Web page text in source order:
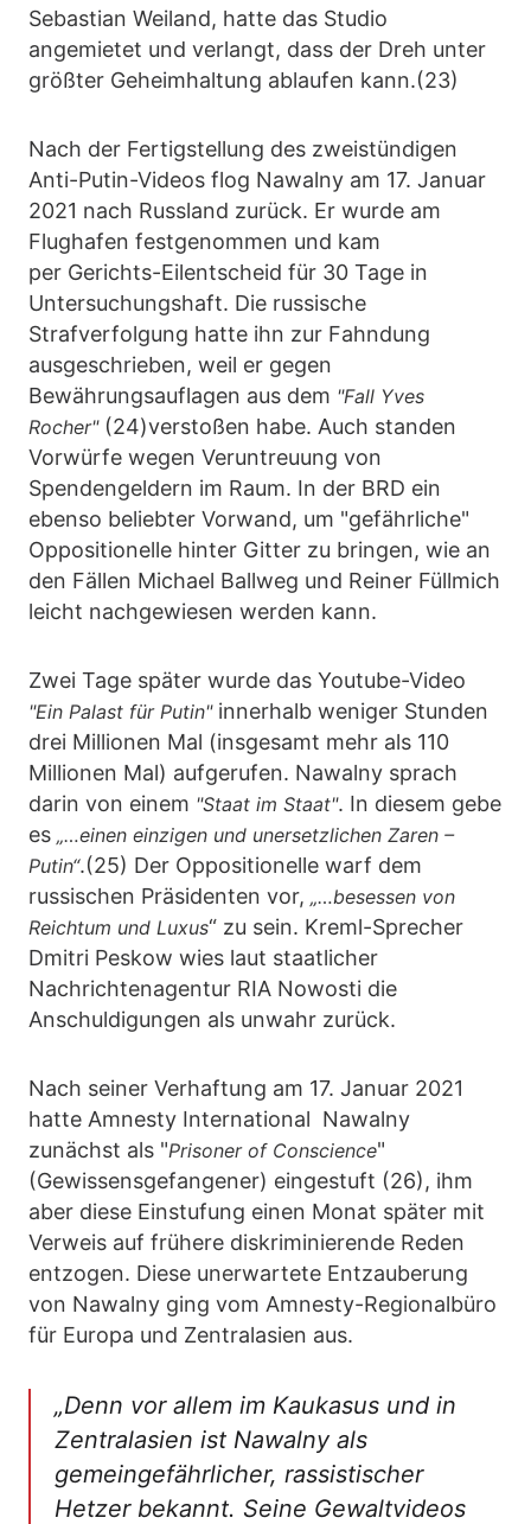
Sebastian Weiland, hatte das Studio
angemietet und verlangt, dass der Dreh unter
größter Geheimhaltung ablaufen kann.(23)
Nach der Fertigstellung des zweistündigen
Anti-Putin-Videos flog Nawalny am 17. Januar
2021 nach Russland zurück. Er wurde am
Flughafen festgenommen und kam
per Gerichts-Eilentscheid für 30 Tage in
Untersuchungshaft. Die russische
Strafverfolgung hatte ihn zur Fahndung
ausgeschrieben, weil er gegen
Bewährungsauflagen aus dem "Fall Yves
Rocher" (24)verstoßen habe. Auch standen
Vorwürfe wegen Veruntreuung von
Spendengeldern im Raum. In der BRD ein
ebenso beliebter Vorwand, um "gefährliche"
Oppositionelle hinter Gitter zu bringen, wie an
den Fällen Michael Ballweg und Reiner Füllmich
leicht nachgewiesen werden kann.
Zwei Tage später wurde das Youtube-Video
"Ein Palast für Putin"innerhalb weniger Stunden
drei Millionen Mal (insgesamt mehr als 110
Millionen Mal) aufgerufen. Nawalny sprach
darin von einem "Staat im Staat". In diesem gebe
es „…einen einzigen und unersetzlichen Zaren –
Putin“.(25) Der Oppositionelle warf dem
russischen Präsidenten vor, „…besessen von
Reichtum und Luxus“ zu sein. Kreml-Sprecher
Dmitri Peskow wies laut staatlicher
Nachrichtenagentur RIA Nowosti die
Anschuldigungen als unwahr zurück.
Nach seiner Verhaftung am 17. Januar 2021
hatte Amnesty International Nawalny
zunächst als "Prisoner of Conscience"
(Gewissensgefangener) eingestuft (26), ihm
aber diese Einstufung einen Monat später mit
Verweis auf frühere diskriminierende Reden
entzogen. Diese unerwartete Entzauberung
von Nawalny ging vom Amnesty-Regionalbüro
für Europa und Zentralasien aus.
„Denn vor allem im Kaukasus und in
Zentralasien ist Nawalny als
gemeingefährlicher, rassistischer
Hetzer bekannt. Seine Gewaltvideos